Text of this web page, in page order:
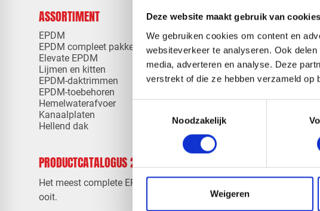
Deze website maakt gebruik van cookies
We gebruiken cookies om content en
websiteverkeer te analyseren. Ook
media, adverteren en analyse. Deze
verstrekt of die ze hebben verzameld op
Noodzakelijk
Weigeren
ASSORTIMENT
EPDM
EPDM compleet pakketten
Elevate EPDM
Lijmen en kitten
EPDM-daktrimmen
EPDM-toebehoren
Hemelwaterafvoer
Kanaalplaten
Hellend dak
KENNIS EN HULP
Klantenservice
Kennisbank
Downloads
Instructievideo's
PRODUCTCATALOGUS 2026
Het meest complete EPDM aanbod
ooit.
OVER REDFOX®
Contact
Over ons